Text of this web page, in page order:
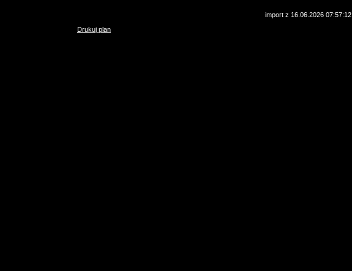
import z 16.06.2026 07:57:12
Drukuj plan